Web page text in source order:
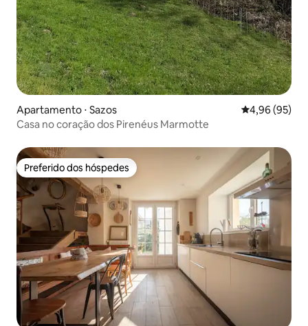
Apartamento ⋅ Sazos 4,96 de uma
4,96 (95)
Casa no coração dos Pirenéus Marmotte
Preferido dos hóspedes
Preferido dos hóspedes